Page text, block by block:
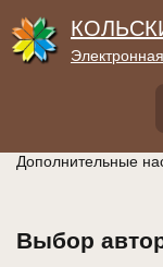
Дополнительные
Выбор